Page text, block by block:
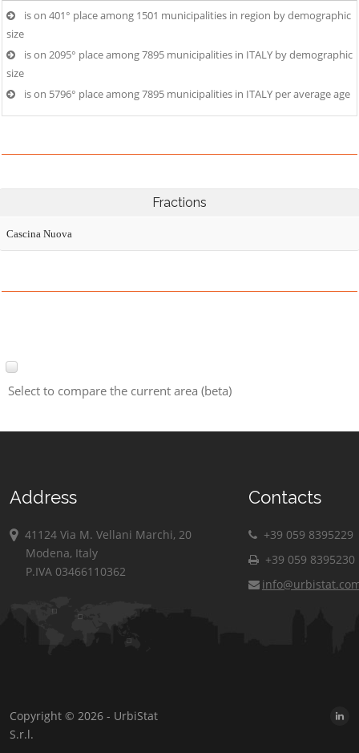
is on 401° place among 1501 municipalities in region by demographic
size
is on 2095° place among 7895 municipalities in ITALY by demographic
size
is on 5796° place among 7895 municipalities in ITALY per average age
Fractions
Cascina Nuova
Select to compare the current area (beta)
Address
41124 Via M. Vellani Marchi, 20
Modena, Italy
P.IVA 03466110362
Contacts
+39 059 8395229
+39 059 8395230
Copyright © 2026 - UrbiStat
S.r.l.